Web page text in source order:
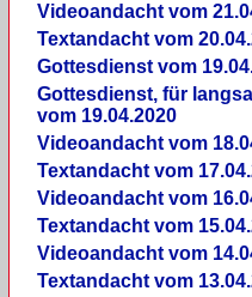
Videoandacht vom
Textandacht vom
Gottesdienst vom
Gottesdienst, für
vom 19.04.2020
Videoandacht vom
Textandacht vom
Videoandacht vom
Textandacht vom
Videoandacht vom
Textandacht vom